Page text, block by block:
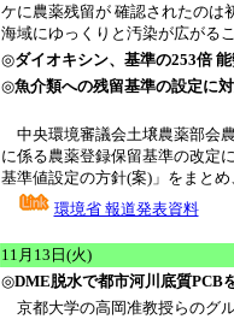
ケに農薬残留が 確認されたのは
海域にゆっくりと汚染が広がる
◎ダイオキシン、基準の253倍
◎魚介類への残留基準の設定に
中央環境審議会土壌農薬部会
に係る農薬登録保留基準の改定
基準値設定の方針(案)」をまと
環境省 報道発表資料
11月13日(火)
◎DME脱水で都市河川底質
京都大学の高岡准教授らのグ